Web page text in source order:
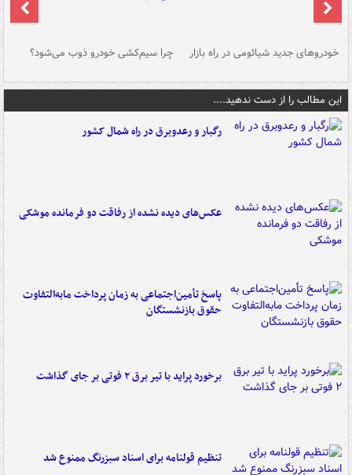
خودروهای جدید شیائومی در راه بازار چرا سیم‌کشی خودرو ذوب می‌شود؟
این مطالب را از دست ندهید....
رگبار و رعدوبرق در راه شمال کشور
عکس‌های دیده نشده از رفاقت دو فرمانده‌ موشکی
پاسخ تأمین‌اجتماعی به زمان پرداخت مابه‌التفاوت
حقوق بازنشستگان
برخورد پراید با تیر برق ۲ فوتی بر جای گذاشت
تنظیم قولنامه برای اسناد سبزرنگ ممنوع شد